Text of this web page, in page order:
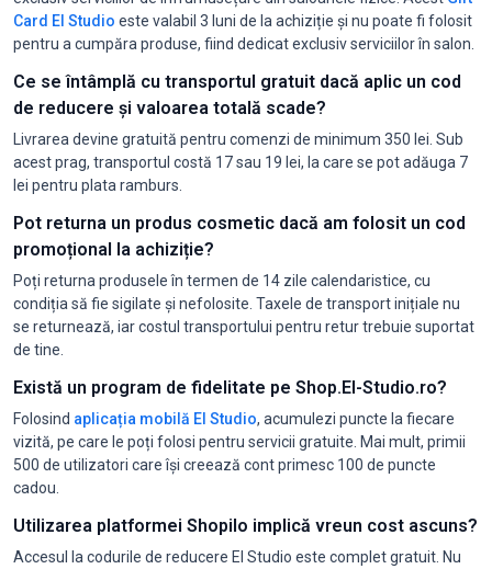
Card El Studio este valabil 3 luni de la achiziție și nu poate fi folosit
pentru a cumpăra produse, fiind dedicat exclusiv serviciilor în salon.
Ce se întâmplă cu transportul gratuit dacă aplic un cod
de reducere și valoarea totală scade?
Livrarea devine gratuită pentru comenzi de minimum 350 lei. Sub
acest prag, transportul costă 17 sau 19 lei, la care se pot adăuga 7
lei pentru plata ramburs.
Pot returna un produs cosmetic dacă am folosit un cod
promoțional la achiziție?
Poți returna produsele în termen de 14 zile calendaristice, cu
condiția să fie sigilate și nefolosite. Taxele de transport inițiale nu
se returnează, iar costul transportului pentru retur trebuie suportat
de tine.
Există un program de fidelitate pe Shop.El-Studio.ro?
Folosind aplicația mobilă El Studio, acumulezi puncte la fiecare
vizită, pe care le poți folosi pentru servicii gratuite. Mai mult, primii
500 de utilizatori care își creează cont primesc 100 de puncte
cadou.
Utilizarea platformei Shopilo implică vreun cost ascuns?
Accesul la codurile de reducere El Studio este complet gratuit. Nu